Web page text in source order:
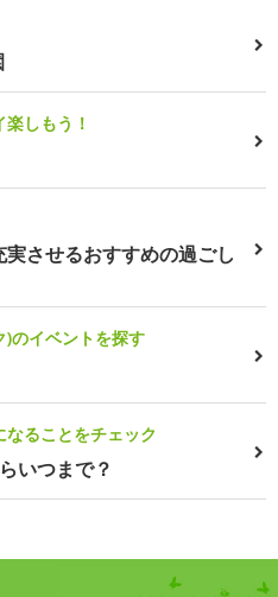
しもう！
させるおすすめの過ごし
)のイベントを探す
ることをチェック
いつまで？